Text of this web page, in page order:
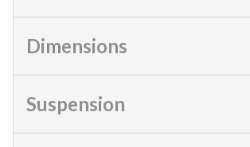
Dimensions
Suspension